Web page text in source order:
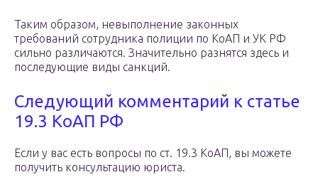
Таким образом, невыполнение законных
требований сотрудника полиции по КоАП и УК РФ
сильно различаются. Значительно разнятся здесь и
последующие виды санкций.
Следующий комментарий к статье
19.3 КоАП РФ
Если у вас есть вопросы по ст. 19.3 КоАП, вы можете
получить консультацию юриста.